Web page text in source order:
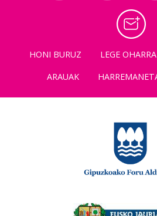
HONI BURUZ LEGE OHARRA
ARAUAK